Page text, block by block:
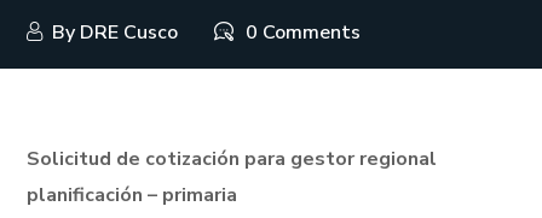
By DRE Cusco 0 Comments
Solicitud de cotización para gestor regional
planificación – primaria